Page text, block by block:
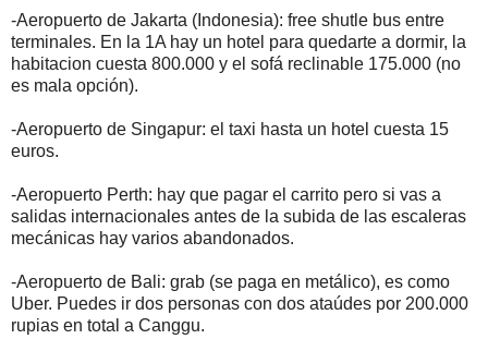
-Aeropuerto de Jakarta (Indonesia): free shutle bus entre
terminales. En la 1A hay un hotel para quedarte a dormir, la
habitacion cuesta 800.000 y el sofá reclinable 175.000 (no
es mala opción).
-Aeropuerto de Singapur: el taxi hasta un hotel cuesta 15
euros.
-Aeropuerto Perth: hay que pagar el carrito pero si vas a
salidas internacionales antes de la subida de las escaleras
mecánicas hay varios abandonados.
-Aeropuerto de Bali: grab (se paga en metálico), es como
Uber. Puedes ir dos personas con dos ataúdes por 200.000
rupias en total a Canggu.